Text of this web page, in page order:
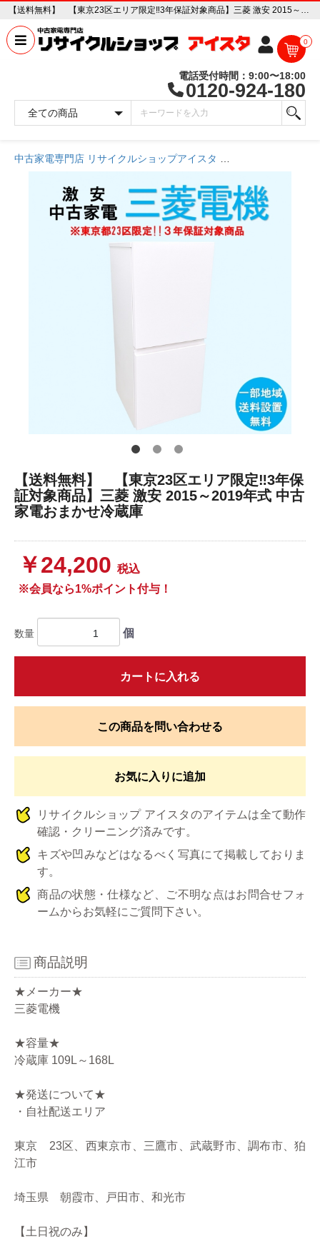
【送料無料】 【東京23区エリア限定‼3年保証対象商品】三菱 激安 2015～2019年式 中古家電おまかせ冷蔵庫 中古家電販売専門店 リサイクルショップ アイスタ
0
電話受付時間：9:00〜18:00
0120-924-180
中古家電専門店 リサイクルショップアイスタ
【送料無料】 【東京23区エリア限定‼3年保
証対象商品】三菱 激安 2015～2019年式 中古
家電おまかせ冷蔵庫
￥24,200 税込
※会員なら1%ポイント付与！
数量 個
カートに入れる
この商品を問い合わせる
お気に入りに追加
リサイクルショップ アイスタのアイテムは全て動作
確認・クリーニング済みです。
キズや凹みなどはなるべく写真にて掲載しておりま
す。
商品の状態・仕様など、ご不明な点はお問合せフォ
ームからお気軽にご質問下さい。
商品説明
★メーカー★
三菱電機
★容量★
冷蔵庫 109L～168L
★発送について★
・自社配送エリア
東京 23区、西東京市、三鷹市、武蔵野市、調布市、狛
江市
埼玉県 朝霞市、戸田市、和光市
【土日祝のみ】